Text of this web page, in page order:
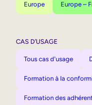
Europe Europe –
CAS D’USAGE
Tous cas d'usage
Formation à la
Formation des